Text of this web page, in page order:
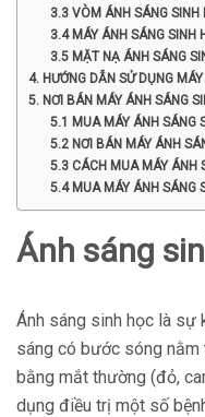
3.3 VÒM ÁNH SÁNG SINH
3.4 MÁY ÁNH SÁNG SINH
3.5 MẶT NẠ ÁNH SÁNG
4. HƯỚNG DẪN SỬ DỤNG
5. NƠI BÁN MÁY ÁNH SÁNG
5.1 MUA MÁY ÁNH SÁNG
5.2 NƠI BÁN MÁY ÁNH
5.3 CÁCH MUA MÁY ÁNH
5.4 MUA MÁY ÁNH SÁNG
Ánh sáng
Ánh sáng sinh học là sự
sáng có bước sóng nằm
bằng mắt thường (đỏ,
dụng điều trị một số